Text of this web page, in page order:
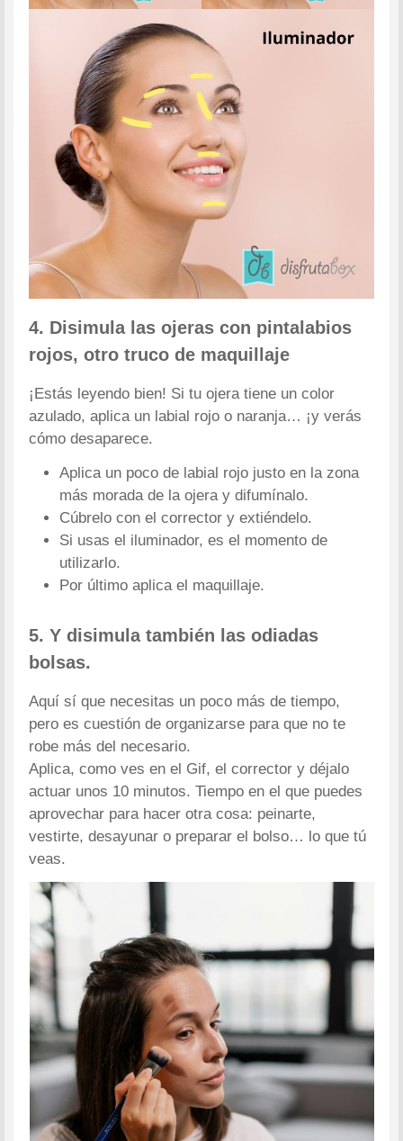
4. Disimula las ojeras con pintalabios
rojos, otro truco de maquillaje
¡Estás leyendo bien! Si tu ojera tiene un color
azulado, aplica un labial rojo o naranja… ¡y verás
cómo desaparece.
Aplica un poco de labial rojo justo en la zona
más morada de la ojera y difumínalo.
Cúbrelo con el corrector y extiéndelo.
Si usas el iluminador, es el momento de
utilizarlo.
Por último aplica el maquillaje.
5. Y disimula también las odiadas
bolsas.
Aquí sí que necesitas un poco más de tiempo,
pero es cuestión de organizarse para que no te
robe más del necesario.
Aplica, como ves en el Gif, el corrector y déjalo
actuar unos 10 minutos. Tiempo en el que puedes
aprovechar para hacer otra cosa: peinarte,
vestirte, desayunar o preparar el bolso… lo que tú
veas.